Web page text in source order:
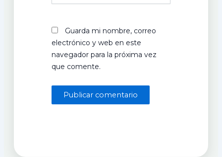
Guarda mi nombre, correo
electrónico y web en este
navegador para la próxima vez
que comente.